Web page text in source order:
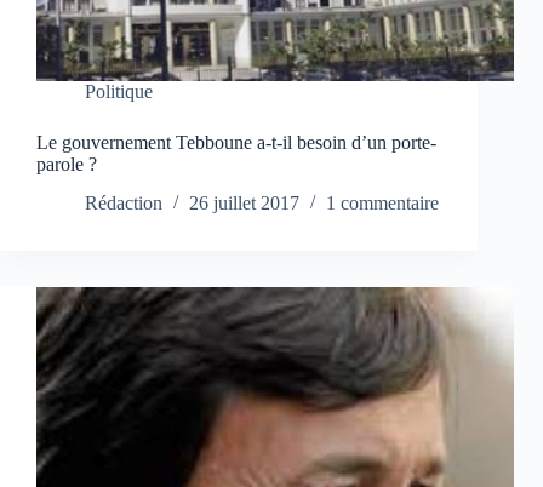
Politique
Le gouvernement Tebboune a-t-il besoin d’un porte-
parole ?
Rédaction
26 juillet 2017 1 commentaire